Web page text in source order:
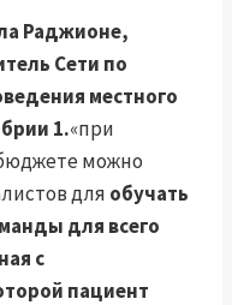
Раджионе,
Сети по
местного
1.«при
можно
для обучать
для всего
с
пациент